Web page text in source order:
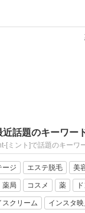
近話題のキーワー
[ミント]で話題のキーワ
ージ エステ脱毛 美
薬局 コスメ 薬
スクリーム インスタ映